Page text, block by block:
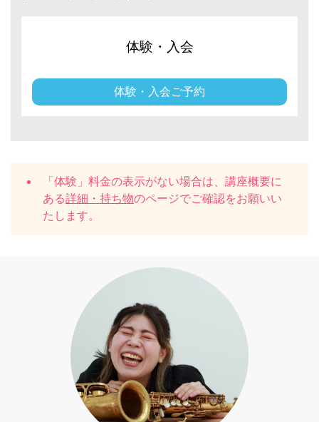
体験・入会
体験・入会ご予約
「体験」料金の表示がない場合は、講座概要に
ある詳細・持ち物のページでご確認をお願いい
たします。